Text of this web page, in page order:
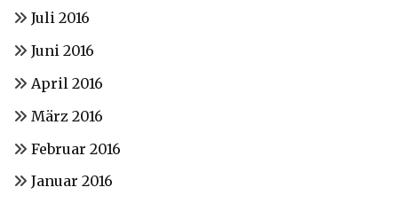
Juli 2016
Juni 2016
April 2016
März 2016
Februar 2016
Januar 2016